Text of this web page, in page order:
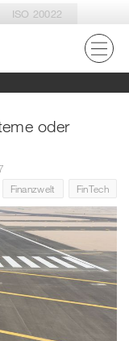
ISO 20022
oder
Finanzwelt
FinTech